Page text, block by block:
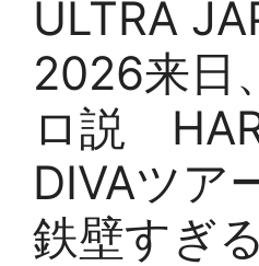
ULTRA
2026来日
ロ説
DIVAツア
鉄壁すぎ